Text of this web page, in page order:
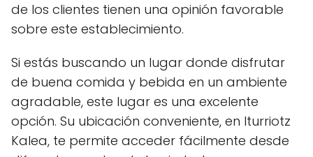
de los clientes tienen una opinión favorable
sobre este establecimiento.
Si estás buscando un lugar donde disfrutar
de buena comida y bebida en un ambiente
agradable, este lugar es una excelente
opción. Su ubicación conveniente, en Iturriotz
Kalea, te permite acceder fácilmente desde